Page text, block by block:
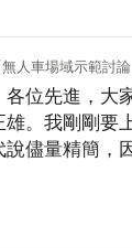
人車場域示範討
各位先進，大
雄。我剛剛要
儘量精簡，